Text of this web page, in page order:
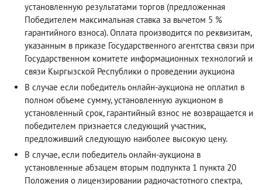
установленную результатами торгов (предложенная
Победителем максимальная ставка за вычетом 5 %
гарантийного взноса). Оплата производится по реквизитам,
указанным в приказе Государственного агентства связи при
Государственном комитете информационных технологий и
связи Кыргызской Республики о проведении аукциона
В случае если победитель онлайн-аукциона не оплатил в
полном объеме сумму, установленную аукционом в
установленный срок, гарантийный взнос не возвращается и
победителем признается следующий участник,
предложивший следующую наиболее высокую цену.
В случае, если победитель онлайн-аукциона в
установленные абзацем вторым подпункта 1 пункта 20
Положения о лицензировании радиочастотного спектра,